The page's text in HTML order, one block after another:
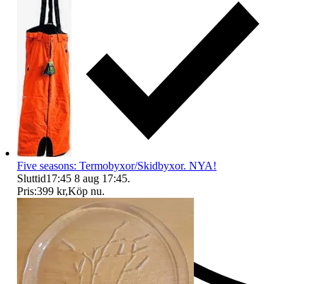
Ersättning om du inte får din vara
Five seasons: Termobyxor/Skidbyxor. NYA!
Sluttid17:45 8 aug 17:45.
Pris:399 kr,Köp nu.